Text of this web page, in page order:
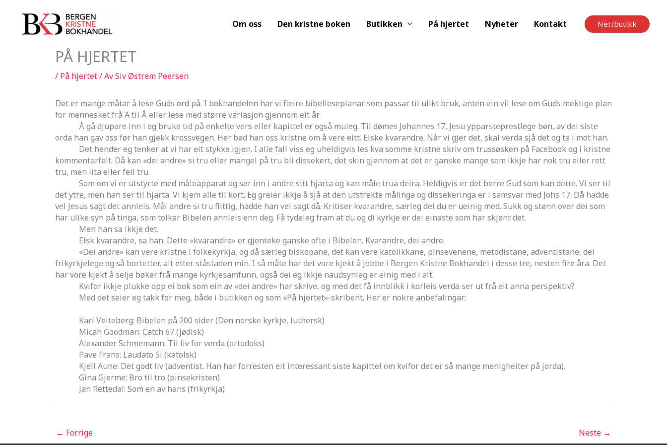
Om oss Den kristne boken Butikken På hjertet Nyheter Kontakt Nettbutikk
PÅ HJERTET
/ På hjertet/ AvSiv Østrem Peersen
Det er mange måtar å lese Guds ord på. I bokhandelen har vi fleire bibelleseplanar som passar til ulikt bruk, anten ein vil lese om Guds mektige plan
for mennesket frå A til Å eller lese med større variasjon gjennom eit år.
Å gå djupare inn i og bruke tid på enkelte vers eller kapittel er også muleg. Til dømes Johannes 17, Jesu ypparsteprestlege bøn, av dei siste
orda han gav oss før han gjekk krossvegen. Her bad han oss kristne om å vere eitt. Elske kvarandre. Når vi gjer det, skal verda sjå det og ta i mot han.
Det hender eg tenker at vi har eit stykke igjen. I alle fall viss eg uheldigvis les kva somme kristne skriv om trussøsken på Facebook og i kristne
kommentarfelt. Då kan «dei andre» si tru eller mangel på tru bli dissekert, det skin gjennom at det er ganske mange som ikkje har nok tru eller rett
tru, men lita eller feil tru.
Som om vi er utstyrte med måleapparat og ser inn i andre sitt hjarta og kan måle trua deira. Heldigvis er det berre Gud som kan dette. Vi ser til
det ytre, men han ser til hjarta. Vi kjem alle til kort. Eg greier ikkje å sjå at den utstrekte målinga og dissekeringa er i samsvar med Johs 17. Då hadde
vel Jesus sagt det annleis. Mål andre si tru flittig, hadde han vel sagt då. Kritiser kvarandre, særleg dei du er ueinig med. Sukk og stønn over dei som
har ulike syn på tinga, som tolkar Bibelen annleis enn deg. Få tydeleg fram at du og di kyrkje er dei einaste som har skjønt det.
Men han sa ikkje det.
Elsk kvarandre, sa han. Dette «kvarandre» er gjenteke ganske ofte i Bibelen. Kvarandre, dei andre.
«Dei andre» kan vere kristne i folkekyrkja, og då særleg biskopane, det kan vere katolikkane, pinsevenene, metodistane, adventistane, dei
frikyrkjelege og så bortetter, alt etter ståstaden min. I så måte har det vore kjekt å jobbe i Bergen Kristne Bokhandel i desse tre, nesten fire åra. Det
har vore kjekt å selje bøker frå mange kyrkjesamfunn, også dei eg ikkje naudsynleg er einig med i alt.
Kvifor ikkje plukke opp ei bok som ein av «dei andre» har skrive, og med det få innblikk i korleis verda ser ut frå eit anna perspektiv?
Med det seier eg takk for meg, både i butikken og som «På hjertet»-skribent. Her er nokre anbefalingar:
Kari Veiteberg: Bibelen på 200 sider (Den norske kyrkje, luthersk)
Micah Goodman: Catch 67 (jødisk)
Alexander Schmemann: Til liv for verda (ortodoks)
Pave Frans: Laudato Si (katolsk)
Kjell Aune: Det godt liv (adventist. Han har forresten eit interessant siste kapittel om kvifor det er så mange menigheiter på jorda).
Gina Gjerme: Bro til tro (pinsekristen)
Jan Rettedal: Som en av hans (frikyrkja)
← Forrige Neste →